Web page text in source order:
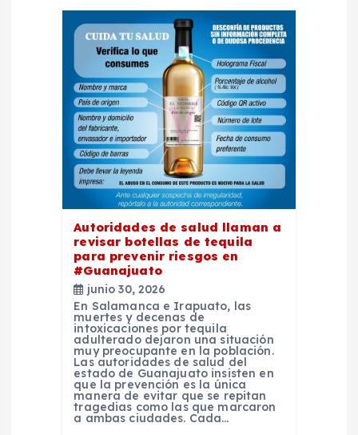
Autoridades de salud llaman a
revisar botellas de tequila
para prevenir riesgos en
#Guanajuato
junio 30, 2026
En Salamanca e Irapuato, las
muertes y decenas de
intoxicaciones por tequila
adulterado dejaron una situación
muy preocupante en la población.
Las autoridades de salud del
estado de Guanajuato insisten en
que la prevención es la única
manera de evitar que se repitan
tragedias como las que marcaron
a ambas ciudades. Cada…